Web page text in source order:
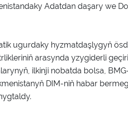
Adatdan daşary we
ugurdaky hyzmatdaşlygyň
arasynda yzygiderli
ilkinji nobatda bolsa,
DIM-niň habar